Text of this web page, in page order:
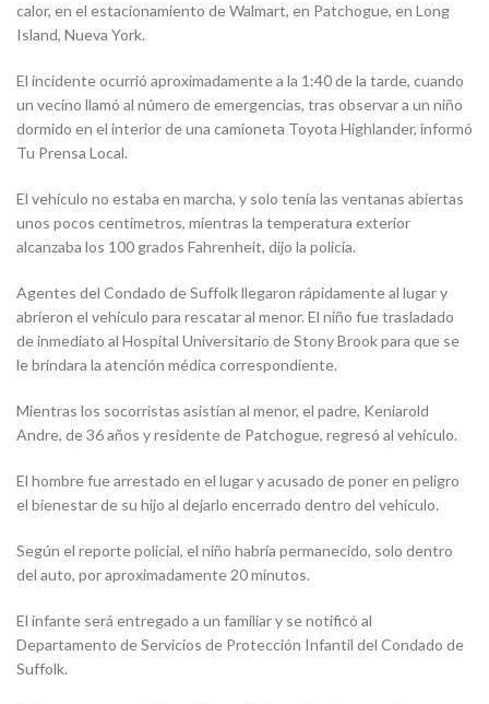
calor, en el estacionamiento de Walmart, en Patchogue, en Long
Island, Nueva York.
El incidente ocurrió aproximadamente a la 1:40 de la tarde, cuando
un vecino llamó al número de emergencias, tras observar a un niño
dormido en el interior de una camioneta Toyota Highlander, informó
Tu Prensa Local.
El vehículo no estaba en marcha, y solo tenía las ventanas abiertas
unos pocos centímetros, mientras la temperatura exterior
alcanzaba los 100 grados Fahrenheit, dijo la policía.
Agentes del Condado de Suffolk llegaron rápidamente al lugar y
abrieron el vehículo para rescatar al menor. El niño fue trasladado
de inmediato al Hospital Universitario de Stony Brook para que se
le brindara la atención médica correspondiente.
Mientras los socorristas asistían al menor, el padre, Keniarold
Andre, de 36 años y residente de Patchogue, regresó al vehículo.
El hombre fue arrestado en el lugar y acusado de poner en peligro
el bienestar de su hijo al dejarlo encerrado dentro del vehículo.
Según el reporte policial, el niño habría permanecido, solo dentro
del auto, por aproximadamente 20 minutos.
El infante será entregado a un familiar y se notificó al
Departamento de Servicios de Protección Infantil del Condado de
Suffolk.